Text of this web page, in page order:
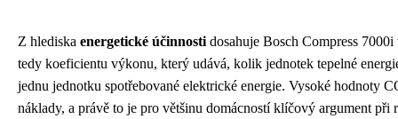
Z hlediska energetické účinnosti dosahuje Bosch Compress
tedy koeficientu výkonu, který udává, kolik jednotek tepelné
jednu jednotku spotřebované elektrické energie. Vysoké hodnoty
náklady, a právě to je pro většinu domácností klíčový argument při